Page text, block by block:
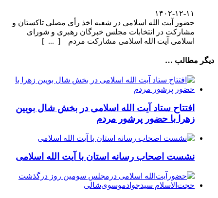
۱۴۰۲-۱۲-۱۱
حضور آیت الله اسلامی در شعبه اخذ رأی مصلی تاکستان و
مشارکت در انتخابات مجلس خبرگان رهبری و شورای
اسلامی آیت الله اسلامی مشارکت مردم [ ... ]
دیگر مطالب …
افتتاح ستاد آیت الله اسلامی در بخش شال بویین
زهرا با حضور پرشور مردم
نشست اصحاب رسانه استان با آیت الله اسلامی